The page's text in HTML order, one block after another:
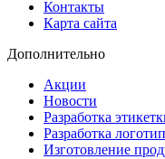
Контакты
Карта сайта
Дополнительно
Акции
Новости
Разработка
Разработка
Изготовление